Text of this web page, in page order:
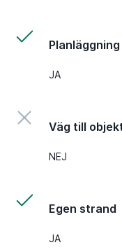
Planläggning
JA
Väg till
NEJ
Egen strand
JA